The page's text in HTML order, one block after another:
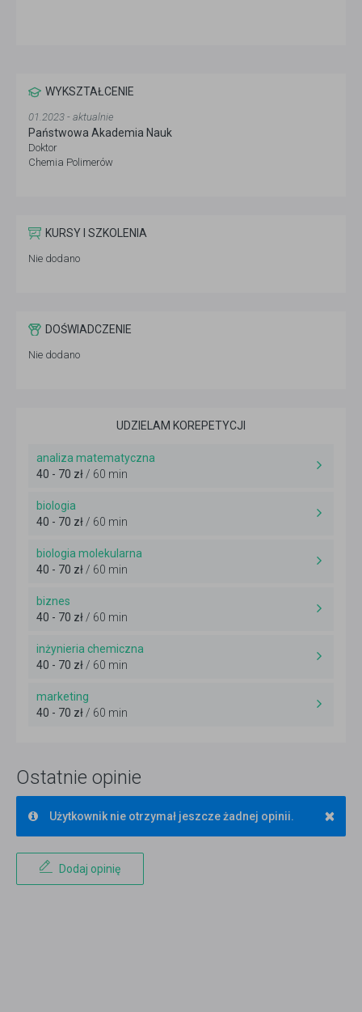
WYKSZTAŁCENIE
01.2023 - aktualnie
Państwowa Akademia Nauk
Doktor
Chemia Polimerów
KURSY I SZKOLENIA
Nie dodano
DOŚWIADCZENIE
Nie dodano
UDZIELAM KOREPETYCJI
analiza matematyczna
40 - 70 zł/ 60 min
biologia
40 - 70 zł/ 60 min
biologia molekularna
40 - 70 zł/ 60 min
biznes
40 - 70 zł/ 60 min
inżynieria chemiczna
40 - 70 zł/ 60 min
marketing
40 - 70 zł/ 60 min
Ostatnie opinie
×
Użytkownik nie otrzymał jeszcze żadnej opinii.
Dodaj opinię